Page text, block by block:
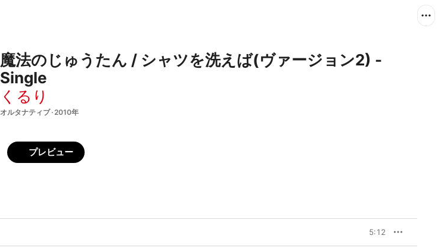
魔法のじゅうたん / シャツを洗えば(ヴァージョン2) -
Single
くるり
オルタナティブ · 2010年
プレビュー
5:12